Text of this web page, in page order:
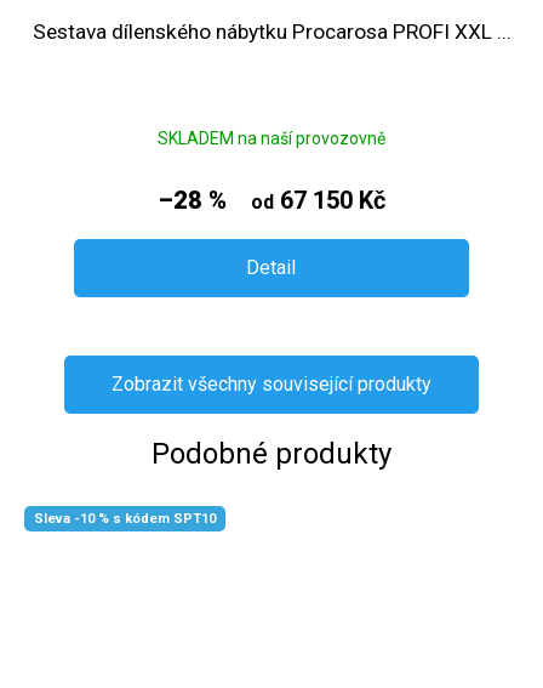
Sestava dílenského nábytku Procarosa PROFI XXL ...
SKLADEM na naší provozovně
–28 % od67 150 Kč
Detail
Zobrazit všechny související produkty
Podobné produkty
Sleva -10 % s kódem SPT10